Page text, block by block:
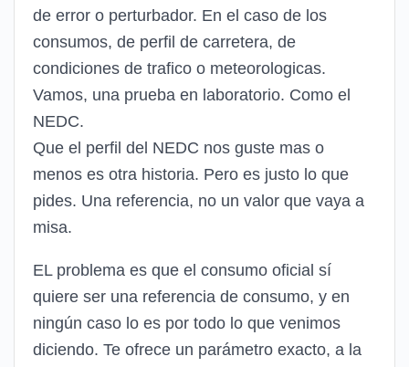
de error o perturbador. En el caso de los
consumos, de perfil de carretera, de
condiciones de trafico o meteorologicas.
Vamos, una prueba en laboratorio. Como el
NEDC.
Que el perfil del NEDC nos guste mas o
menos es otra historia. Pero es justo lo que
pides. Una referencia, no un valor que vaya a
misa.
EL problema es que el consumo oficial sí
quiere ser una referencia de consumo, y en
ningún caso lo es por todo lo que venimos
diciendo. Te ofrece un parámetro exacto, a la